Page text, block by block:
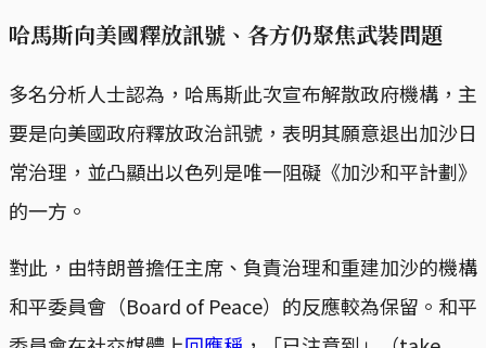
哈馬斯向美國釋放訊號、各方仍聚焦武裝問題
多名分析人士認為，哈馬斯此次宣布解散政府機構，主
要是向美國政府釋放政治訊號，表明其願意退出加沙日
常治理，並凸顯出以色列是唯一阻礙《加沙和平計劃》
的一方。
對此，由特朗普擔任主席、負責治理和重建加沙的機構
和平委員會（Board of Peace）的反應較為保留。和平